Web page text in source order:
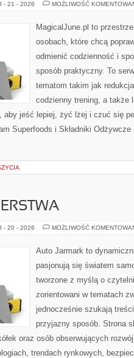
- 21 - 2026 MOŻLIWOŚĆ
MagicalJune.pl to
osobach, które chcą
odmienić codzienność i
sposób praktyczny. To
tematom takim jak
codzienny trening, a także
aby jeść lepiej, żyć lżej i czuć się
Superfoods i Składniki
- 20 - 2026 MOŻLIWOŚĆ
Auto Jarmark to
pasjonują się światem
tworzone z myślą o
zorientowani w tematach
jednocześnie szukają
przyjazny sposób. Strona
oraz osób obserwujących
trendach rynkowych,